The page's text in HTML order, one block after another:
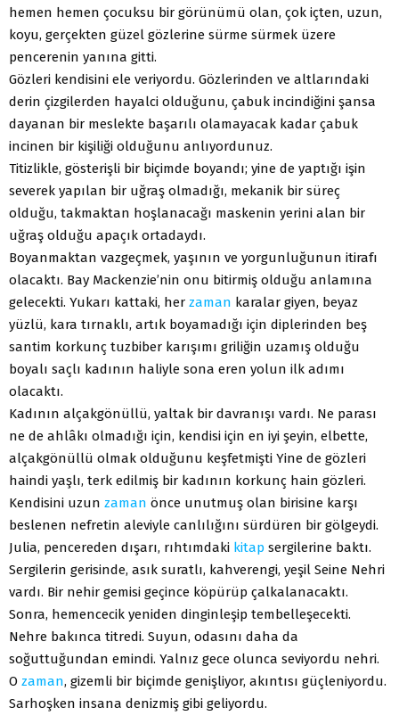
hemen hemen çocuksu bir görünümü olan, çok içten, uzun,
koyu, gerçekten güzel gözlerine sürme sürmek üzere
pencerenin yanına gitti.
Gözleri kendisini ele veriyordu. Gözlerinden ve altlarındaki
derin çizgilerden hayalci olduğunu, çabuk incindiğini şansa
dayanan bir meslekte başarılı olamayacak kadar çabuk
incinen bir kişiliği olduğunu anlıyordunuz.
Titizlikle, gösterişli bir biçimde boyandı; yine de yaptığı işin
severek yapılan bir uğraş olmadığı, mekanik bir süreç
olduğu, takmaktan hoşlanacağı maskenin yerini alan bir
uğraş olduğu apaçık ortadaydı.
Boyanmaktan vazgeçmek, yaşının ve yorgunluğunun itirafı
olacaktı. Bay Mackenzie’nin onu bitirmiş olduğu anlamına
gelecekti. Yukarı kattaki, her zaman karalar giyen, beyaz
yüzlü, kara tırnaklı, artık boyamadığı için diplerinden beş
santim korkunç tuzbiber karışımı griliğin uzamış olduğu
boyalı saçlı kadının haliyle sona eren yolun ilk adımı
olacaktı.
Kadının alçakgönüllü, yaltak bir davranışı vardı. Ne parası
ne de ahlâkı olmadığı için, kendisi için en iyi şeyin, elbette,
alçakgönüllü olmak olduğunu keşfetmişti Yine de gözleri
haindi yaşlı, terk edilmiş bir kadının korkunç hain gözleri.
Kendisini uzun zaman önce unutmuş olan birisine karşı
beslenen nefretin aleviyle canlılığını sürdüren bir gölgeydi.
Julia, pencereden dışarı, rıhtımdaki kitap sergilerine baktı.
Sergilerin gerisinde, asık suratlı, kahverengi, yeşil Seine Nehri
vardı. Bir nehir gemisi geçince köpürüp çalkalanacaktı.
Sonra, hemencecik yeniden dinginleşip tembelleşecekti.
Nehre bakınca titredi. Suyun, odasını daha da
soğuttuğundan emindi. Yalnız gece olunca seviyordu nehri.
O zaman, gizemli bir biçimde genişliyor, akıntısı güçleniyordu.
Sarhoşken insana denizmiş gibi geliyordu.